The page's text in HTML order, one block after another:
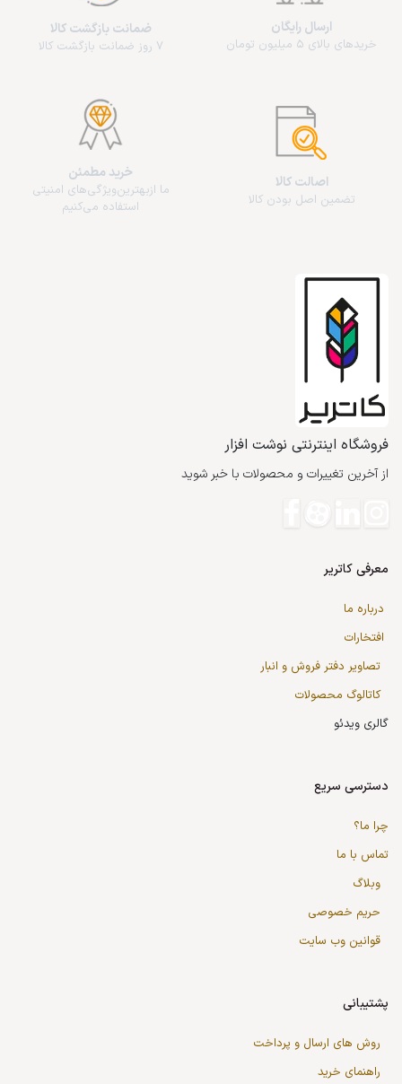
ارسال رایگان
خریدهای بالای 5 میلیون تومان
ضمانت بازگشت کالا
7 روز ضمانت بازگشت کالا
اصالت کالا
تضمین اصل بودن کالا
خرید مطمئن
ما از‌بهترین‌ویژگی‌های امنیتی
استفاده می‌کنیم
فروشگاه اینترنتی نوشت افزار
از آخرین تغییرات و محصولات با خبر شوید
معرفی کاتریر
درباره ما
افتخارات
تصاویر دفتر فروش و انبار
کاتالوگ محصولات
گالری ویدئو
دسترسی سریع
چرا ما؟
تماس با ما
وبلاگ
حریم خصوصی
قوانین وب سایت
پشتیبانی
روش های ارسال و پرداخت
راهنمای خرید